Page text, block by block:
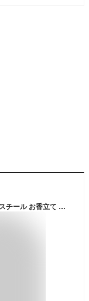
蚊取り線香入れ 蚊取り線香 蚊取り線香ホルダー スチール お香立て 香炉 ブラック フタ付き 蓋 フタ ふた 付き 四角 スクエア ミリタリー かっこいい キャンドルホルダー 蚊やり かやり ホルダー 入れ ケース オブジェ おしゃれ 北欧 雑貨 インテリア 西海岸 [667]